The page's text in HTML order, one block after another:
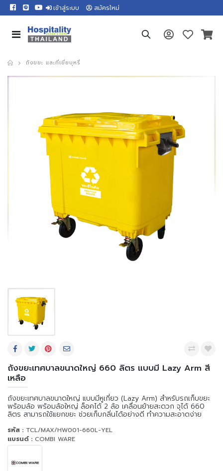
เข้าสู่ระบบ สมัครใหม่
ถังขยะ และที่เขี่ยบุหรี่
ถังขยะเทศบาลขนาดใหญ่ 660 ลิตร แบบมี Lazy Arm สี
เหลือ
ถังขยะเทศบาลขนาดใหญ่ แบบมีหูเกี่ยว (Lazy Arm) สำหรับรถเก็บขยะ
พร้อมล้อ พร้อมล้อใหญ่ ล็อคได้ 2 ล้อ เคลื่อนย้ายสะดวก จุได้ 660
ลิตร สามารถใช้แยกขยะ ช่วยเก็บกลิ่นได้อย่างดี ทำความสะอาดง่าย
รหัส : TCL/MAX/HW001-660L-YEL
แบรนด์ : COMBI WARE